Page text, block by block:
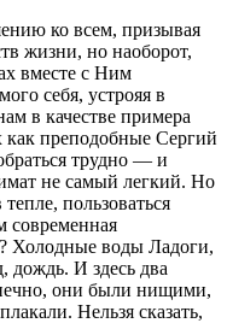
ко всем, призывая
жизни, но наоборот,
вместе с Ним
себя, устрояя в
в качестве примера
преподобные Сергий
трудно — и
не самый легкий. Но
пользоваться
современная
Холодные воды Ладоги,
дождь. И здесь два
они были нищими,
Нельзя сказать,